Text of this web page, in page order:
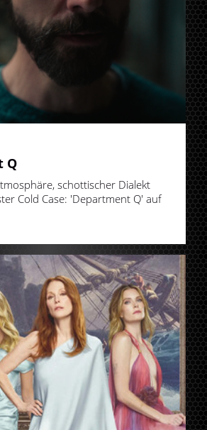
Q
schottischer Dialekt
Cold Case: 'Department Q' auf